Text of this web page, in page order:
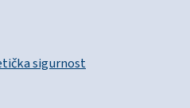
sigurnost